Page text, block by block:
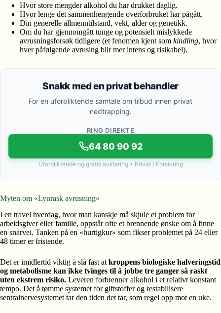
Hvor store mengder alkohol du har drukket daglig.
Hvor lenge det sammenhengende overforbruket har pågått.
Din generelle allmenntilstand, vekt, alder og genetikk.
Om du har gjennomgått tunge og potensielt mislykkede
avrusningsforsøk tidligere (et fenomen kjent som kindling, hvor
hver påfølgende avrusing blir mer intens og risikabel).
Snakk med en privat behandler
For en uforpliktende samtale om tilbud innen privat
nedtrapping.
RING DIREKTE
64 80 90 92
Uforpliktende og gratis avklaring • Privat / Forsikring
Myten om «Lynrask avrusning»
I en travel hverdag, hvor man kanskje må skjule et problem for
arbeidsgiver eller familie, oppstår ofte et brennende ønske om å finne
en snarvei. Tanken på en «hurtigkur» som fikser problemet på 24 eller
48 timer er fristende.
Det er imidlertid viktig å slå fast at kroppens biologiske halveringstid
og metabolisme kan ikke tvinges til å jobbe tre ganger så raskt
uten ekstrem risiko. Leveren forbrenner alkohol i et relativt konstant
tempo. Det å tømme systemet for giftstoffer og restabilisere
sentralnervesystemet tar den tiden det tar, som regel opp mot en uke.